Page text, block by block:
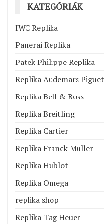
KATEGÓRIÁK
IWC Replika
Panerai Replika
Patek Philippe Replika
Replika Audemars Piguet
Replika Bell & Ross
Replika Breitling
Replika Cartier
Replika Franck Muller
Replika Hublot
Replika Omega
replika shop
Replika Tag Heuer